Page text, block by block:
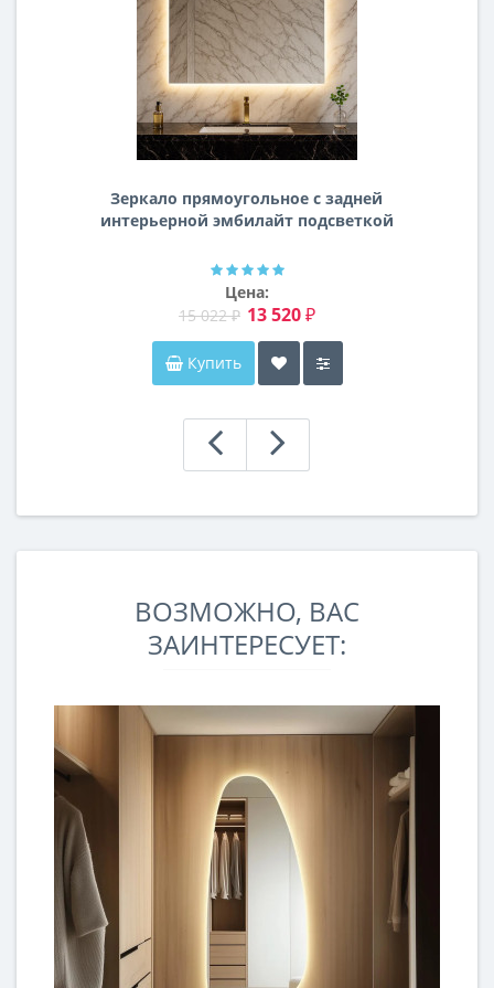
Зеркало прямоугольное с задней
интерьерной эмбилайт подсветкой
Цена:
15 022 ₽ 13 520 ₽
Купить
ВОЗМОЖНО, ВАС
ЗАИНТЕРЕСУЕТ: